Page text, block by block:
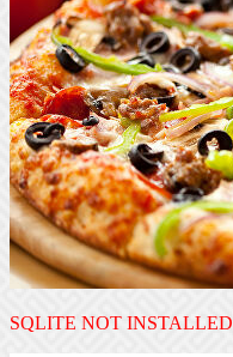
SQLITE NOT INSTALLED